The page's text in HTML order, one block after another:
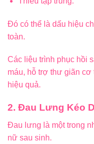
Đó có thể là dấu hiệu
toàn.
Các liệu trình phục hồi
máu, hỗ trợ thư giãn cơ
hiệu quả.
2. Đau Lưng Kéo
Đau lưng là một trong
nữ sau sinh.